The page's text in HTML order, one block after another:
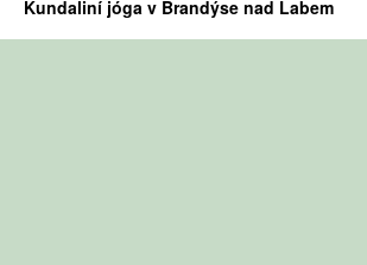
Kundaliní jóga v Brandýse nad Labem